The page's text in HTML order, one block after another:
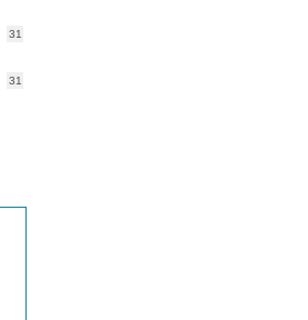
31
31